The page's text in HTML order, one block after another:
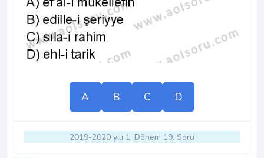
A B C D
2019-2020 yılı 1. Dönem 19. Soru